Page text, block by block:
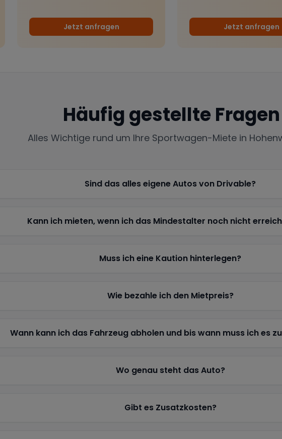
Jetzt anfragen Jetzt anfragen
Häufig gestellte Fragen
Alles Wichtige rund um Ihre Sportwagen-Miete in
Sind das alles eigene Autos von Drivable?
Kann ich mieten, wenn ich das Mindestalter noch nicht
Muss ich eine Kaution hinterlegen?
Wie bezahle ich den Mietpreis?
Wann kann ich das Fahrzeug abholen und bis wann muss ich es
Wo genau steht das Auto?
Gibt es Zusatzkosten?